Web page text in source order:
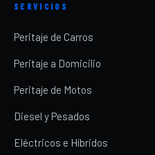
SERVICIOS
Peritaje de Carros
Peritaje a Domicilio
Peritaje de Motos
Diesel y Pesados
Eléctricos e Híbridos